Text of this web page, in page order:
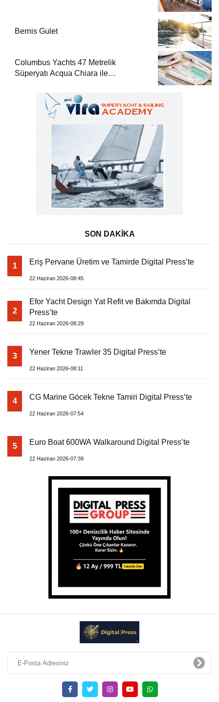
Bernis Gulet
Columbus Yachts 47 Metrelik
Süperyatı Acqua Chiara ile
SON DAKİKA
1 Eriş Pervane Üretim ve Tamirde Digital Press’te
22 Haziran 2026-08:45
2
Efor Yacht Design Yat Refit ve Bakımda Digital
Press’te
22 Haziran 2026-08:29
3 Yener Tekne Trawler 35 Digital Press’te
22 Haziran 2026-08:11
4 CG Marine Göcek Tekne Tamiri Digital Press’te
22 Haziran 2026-07:54
5 Euro Boat 600WA Walkaround Digital Press’te
22 Haziran 2026-07:39